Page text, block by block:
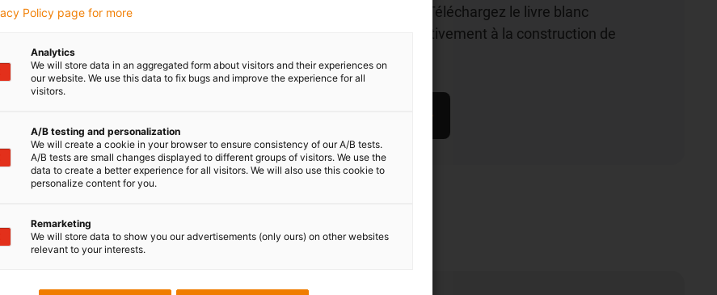
sur une période de 25 ans. Téléchargez le livre blanc
maintenant et participez activement à la construction de
Policy page for more
Analytics
We will store data in an aggregated form about visitors and their experiences on
our website. We use this data to fix bugs and improve the experience for all
visitors.
A/B testing and personalization
We will create a cookie in your browser to ensure consistency of our A/B tests.
A/B tests are small changes displayed to different groups of visitors. We use the
data to create a better experience for all visitors. We will also use this cookie to
personalize content for you.
Remarketing
We will store data to show you our advertisements (only ours) on other websites
relevant to your interests.